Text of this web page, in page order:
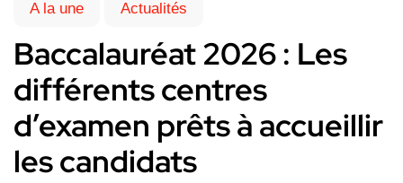
A la une Actualités
Baccalauréat 2026 : Les
différents centres
d’examen prêts à accueillir
les candidats